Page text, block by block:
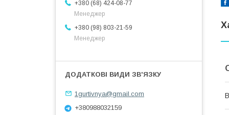
+380 (68) 424-08-77
Менеджер
+380 (98) 803-21-59
Менеджер
1gurtivnya@gmail.com
+380988032159